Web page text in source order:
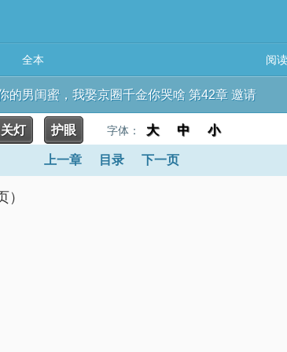
全本 阅
的男闺蜜，我娶京圈千金你哭啥 第42章 邀请
关灯 护眼 字体： 大 中 小
上一章 目录 下一页